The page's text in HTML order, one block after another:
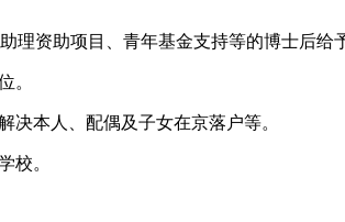
理资助项目、青年基金支持等的博士后给
。
决本人、配偶及子女在京落户等。
校。